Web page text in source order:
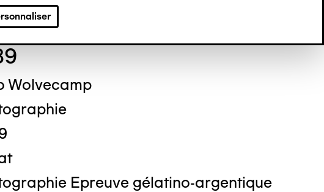
DEKKINGA
Wolvecamp
Epreuve gélatino-argentique